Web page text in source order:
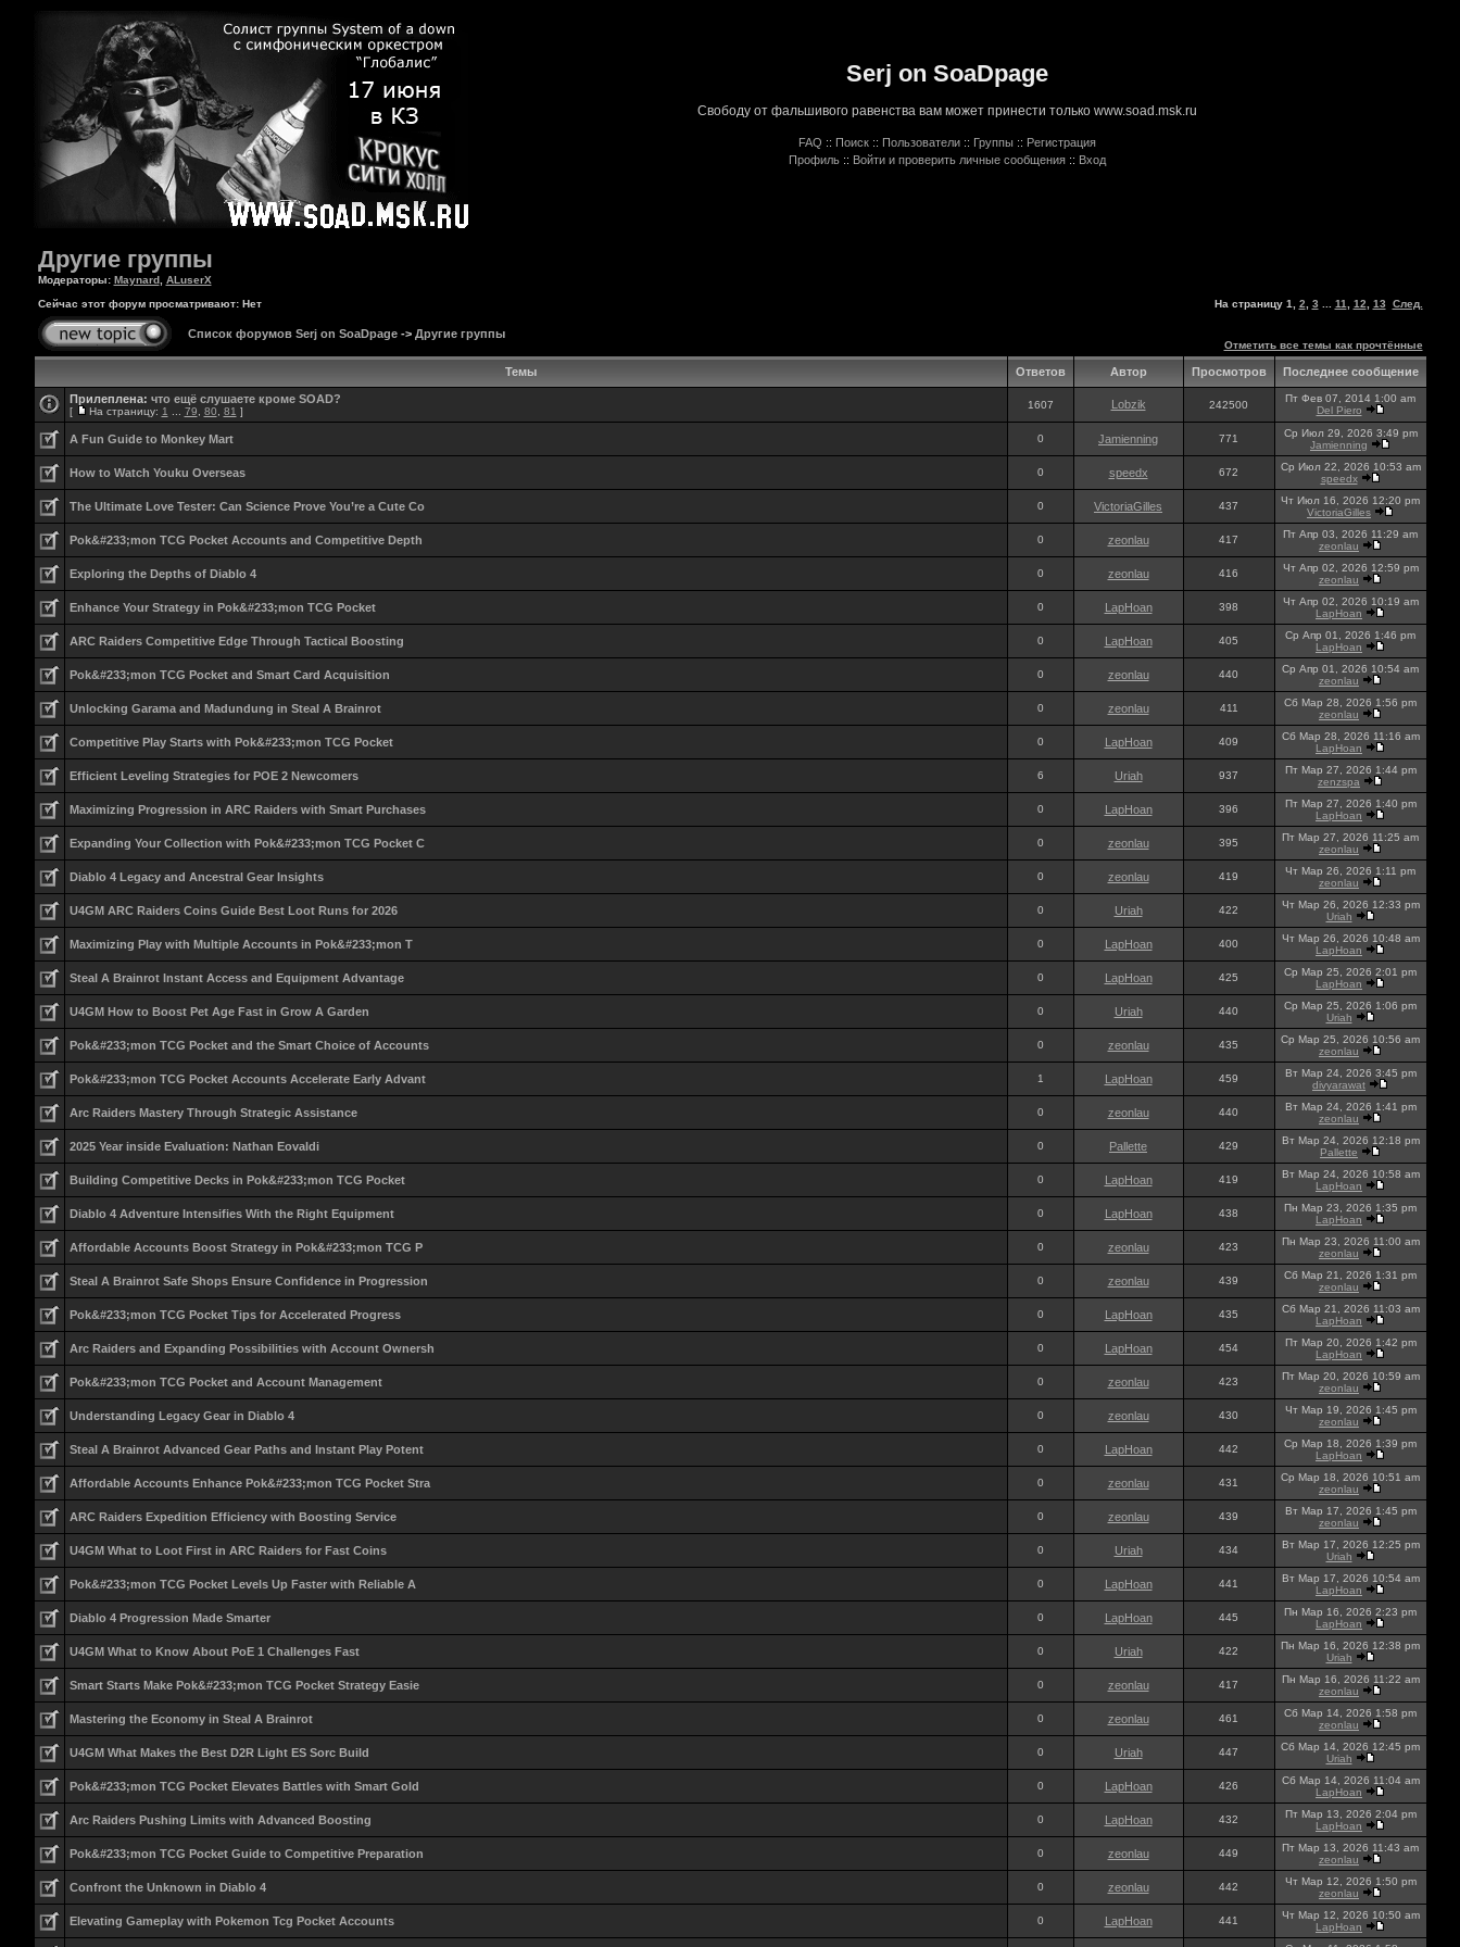
Serj on SoaDpage
Свободу от фальшивого равенства вам может принести только www.soad.msk.ru
FAQ :: Поиск :: Пользователи :: Группы :: Регистрация
Профиль :: Войти и проверить личные сообщения :: Вход
Другие группы
Модераторы: Maynard, ALuserX
Сейчас этот форум просматривают: Нет
На страницу 1 2 3 11 12 13 След.
Список форумов Serj on SoaDpage-> Другие группы
Отметить все темы как прочтённые
Темы Ответов Автор Просмотров Последнее сообщение
Прилеплена: что ещё слушаете кроме SOAD?
[ На страницу: 1 79 80 81 ]
1607 Lobzik 242500
Пт Фев 07, 2014 1:00 am
Del Piero
A Fun Guide to Monkey Mart 0 Jamienning 771
Ср Июл 29, 2026 3:49 pm
Jamienning
How to Watch Youku Overseas 0 speedx 672
Ср Июл 22, 2026 10:53 am
speedx
The Ultimate Love Tester: Can Science Prove You’re a Cute Co 0 VictoriaGilles 437
Чт Июл 16, 2026 12:20 pm
VictoriaGilles
Pok&#233;mon TCG Pocket Accounts and Competitive Depth 0 zeonlau 417
Пт Апр 03, 2026 11:29 am
zeonlau
Exploring the Depths of Diablo 4 0 zeonlau 416
Чт Апр 02, 2026 12:59 pm
zeonlau
Enhance Your Strategy in Pok&#233;mon TCG Pocket 0 LapHoan 398
Чт Апр 02, 2026 10:19 am
LapHoan
ARC Raiders Competitive Edge Through Tactical Boosting 0 LapHoan 405
Ср Апр 01, 2026 1:46 pm
LapHoan
Pok&#233;mon TCG Pocket and Smart Card Acquisition 0 zeonlau 440
Ср Апр 01, 2026 10:54 am
zeonlau
Unlocking Garama and Madundung in Steal A Brainrot 0 zeonlau 411
Сб Мар 28, 2026 1:56 pm
zeonlau
Competitive Play Starts with Pok&#233;mon TCG Pocket 0 LapHoan 409
Сб Мар 28, 2026 11:16 am
LapHoan
Efficient Leveling Strategies for POE 2 Newcomers 6 Uriah 937
Пт Мар 27, 2026 1:44 pm
zenzspa
Maximizing Progression in ARC Raiders with Smart Purchases 0 LapHoan 396
Пт Мар 27, 2026 1:40 pm
LapHoan
Expanding Your Collection with Pok&#233;mon TCG Pocket C 0 zeonlau 395
Пт Мар 27, 2026 11:25 am
zeonlau
Diablo 4 Legacy and Ancestral Gear Insights 0 zeonlau 419
Чт Мар 26, 2026 1:11 pm
zeonlau
U4GM ARC Raiders Coins Guide Best Loot Runs for 2026 0 Uriah 422
Чт Мар 26, 2026 12:33 pm
Uriah
Maximizing Play with Multiple Accounts in Pok&#233;mon T 0 LapHoan 400
Чт Мар 26, 2026 10:48 am
LapHoan
Steal A Brainrot Instant Access and Equipment Advantage 0 LapHoan 425
Ср Мар 25, 2026 2:01 pm
LapHoan
U4GM How to Boost Pet Age Fast in Grow A Garden 0 Uriah 440
Ср Мар 25, 2026 1:06 pm
Uriah
Pok&#233;mon TCG Pocket and the Smart Choice of Accounts 0 zeonlau 435
Ср Мар 25, 2026 10:56 am
zeonlau
Pok&#233;mon TCG Pocket Accounts Accelerate Early Advant 1 LapHoan 459
Вт Мар 24, 2026 3:45 pm
divyarawat
Arc Raiders Mastery Through Strategic Assistance 0 zeonlau 440
Вт Мар 24, 2026 1:41 pm
zeonlau
2025 Year inside Evaluation: Nathan Eovaldi 0 Pallette 429
Вт Мар 24, 2026 12:18 pm
Pallette
Building Competitive Decks in Pok&#233;mon TCG Pocket 0 LapHoan 419
Вт Мар 24, 2026 10:58 am
LapHoan
Diablo 4 Adventure Intensifies With the Right Equipment 0 LapHoan 438
Пн Мар 23, 2026 1:35 pm
LapHoan
Affordable Accounts Boost Strategy in Pok&#233;mon TCG P 0 zeonlau 423
Пн Мар 23, 2026 11:00 am
zeonlau
Steal A Brainrot Safe Shops Ensure Confidence in Progression 0 zeonlau 439
Сб Мар 21, 2026 1:31 pm
zeonlau
Pok&#233;mon TCG Pocket Tips for Accelerated Progress 0 LapHoan 435
Сб Мар 21, 2026 11:03 am
LapHoan
Arc Raiders and Expanding Possibilities with Account Ownersh 0 LapHoan 454
Пт Мар 20, 2026 1:42 pm
LapHoan
Pok&#233;mon TCG Pocket and Account Management 0 zeonlau 423
Пт Мар 20, 2026 10:59 am
zeonlau
Understanding Legacy Gear in Diablo 4 0 zeonlau 430
Чт Мар 19, 2026 1:45 pm
zeonlau
Steal A Brainrot Advanced Gear Paths and Instant Play Potent 0 LapHoan 442
Ср Мар 18, 2026 1:39 pm
LapHoan
Affordable Accounts Enhance Pok&#233;mon TCG Pocket Stra 0 zeonlau 431
Ср Мар 18, 2026 10:51 am
zeonlau
ARC Raiders Expedition Efficiency with Boosting Service 0 zeonlau 439
Вт Мар 17, 2026 1:45 pm
zeonlau
U4GM What to Loot First in ARC Raiders for Fast Coins 0 Uriah 434
Вт Мар 17, 2026 12:25 pm
Uriah
Pok&#233;mon TCG Pocket Levels Up Faster with Reliable A 0 LapHoan 441
Вт Мар 17, 2026 10:54 am
LapHoan
Diablo 4 Progression Made Smarter 0 LapHoan 445
Пн Мар 16, 2026 2:23 pm
LapHoan
U4GM What to Know About PoE 1 Challenges Fast 0 Uriah 422
Пн Мар 16, 2026 12:38 pm
Uriah
Smart Starts Make Pok&#233;mon TCG Pocket Strategy Easie 0 zeonlau 417
Пн Мар 16, 2026 11:22 am
zeonlau
Mastering the Economy in Steal A Brainrot 0 zeonlau 461
Сб Мар 14, 2026 1:58 pm
zeonlau
U4GM What Makes the Best D2R Light ES Sorc Build 0 Uriah 447
Сб Мар 14, 2026 12:45 pm
Uriah
Pok&#233;mon TCG Pocket Elevates Battles with Smart Gold 0 LapHoan 426
Сб Мар 14, 2026 11:04 am
LapHoan
Arc Raiders Pushing Limits with Advanced Boosting 0 LapHoan 432
Пт Мар 13, 2026 2:04 pm
LapHoan
Pok&#233;mon TCG Pocket Guide to Competitive Preparation 0 zeonlau 449
Пт Мар 13, 2026 11:43 am
zeonlau
Confront the Unknown in Diablo 4 0 zeonlau 442
Чт Мар 12, 2026 1:50 pm
zeonlau
Elevating Gameplay with Pokemon Tcg Pocket Accounts 0 LapHoan 441
Чт Мар 12, 2026 10:50 am
LapHoan